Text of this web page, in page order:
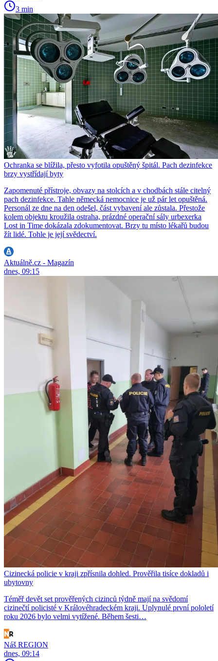
3 min
Ochranka se blížila, přesto vyfotila opuštěný špitál. Pach dezinfekce
brzy vystřídají byty
Zapomenuté přístroje, obvazy na stolcích a v chodbách stále citelný
pach dezinfekce. Tahle německá nemocnice je už pár let opuštěná.
Personál ze dne na den odešel, část vybavení ale zůstala. Přestože
kolem objektu kroužila ostraha, prázdné operační sály urbexerka
Lost in Time dokázala zdokumentovat. Brzy tu místo lékařů budou
žít lidé. Tohle je její svědectví.
Aktuálně.cz - Magazín
dnes, 09:15
Cizinecká policie v kraji zpřísnila dohled. Prověřila tisíce dokladů i
ubytovny
Téměř devět set prověřených cizinců týdně mají na svědomí
cizinečtí policisté v Královéhradeckém kraji. Uplynulé první pololetí
roku 2026 bylo velmi vytížené. Během šesti…
Náš REGION
dnes, 09:14